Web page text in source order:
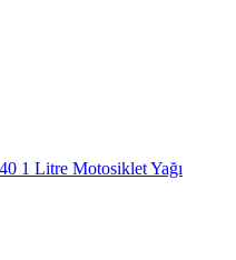
1 Litre Motosiklet Yağı